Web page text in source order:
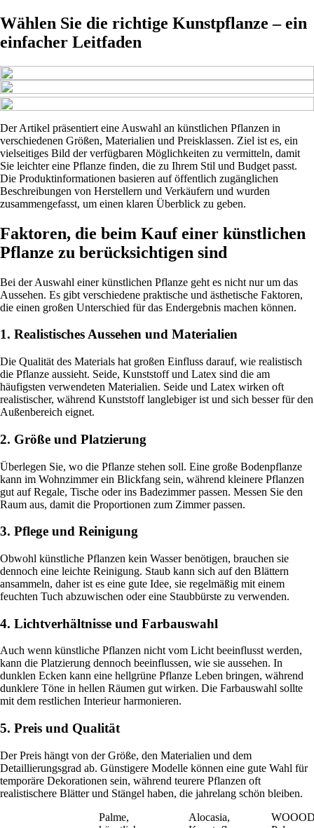
Wählen Sie die richtige Kunstpflanze – ein
einfacher Leitfaden
Der Artikel präsentiert eine Auswahl an künstlichen Pflanzen in
verschiedenen Größen, Materialien und Preisklassen. Ziel ist es, ein
vielseitiges Bild der verfügbaren Möglichkeiten zu vermitteln, damit
Sie leichter eine Pflanze finden, die zu Ihrem Stil und Budget passt.
Die Produktinformationen basieren auf öffentlich zugänglichen
Beschreibungen von Herstellern und Verkäufern und wurden
zusammengefasst, um einen klaren Überblick zu geben.
Faktoren, die beim Kauf einer künstlichen
Pflanze zu berücksichtigen sind
Bei der Auswahl einer künstlichen Pflanze geht es nicht nur um das
Aussehen. Es gibt verschiedene praktische und ästhetische Faktoren,
die einen großen Unterschied für das Endergebnis machen können.
1. Realistisches Aussehen und Materialien
Die Qualität des Materials hat großen Einfluss darauf, wie realistisch
die Pflanze aussieht. Seide, Kunststoff und Latex sind die am
häufigsten verwendeten Materialien. Seide und Latex wirken oft
realistischer, während Kunststoff langlebiger ist und sich besser für den
Außenbereich eignet.
2. Größe und Platzierung
Überlegen Sie, wo die Pflanze stehen soll. Eine große Bodenpflanze
kann im Wohnzimmer ein Blickfang sein, während kleinere Pflanzen
gut auf Regale, Tische oder ins Badezimmer passen. Messen Sie den
Raum aus, damit die Proportionen zum Zimmer passen.
3. Pflege und Reinigung
Obwohl künstliche Pflanzen kein Wasser benötigen, brauchen sie
dennoch eine leichte Reinigung. Staub kann sich auf den Blättern
ansammeln, daher ist es eine gute Idee, sie regelmäßig mit einem
feuchten Tuch abzuwischen oder eine Staubbürste zu verwenden.
4. Lichtverhältnisse und Farbauswahl
Auch wenn künstliche Pflanzen nicht vom Licht beeinflusst werden,
kann die Platzierung dennoch beeinflussen, wie sie aussehen. In
dunklen Ecken kann eine hellgrüne Pflanze Leben bringen, während
dunklere Töne in hellen Räumen gut wirken. Die Farbauswahl sollte
mit dem restlichen Interieur harmonieren.
5. Preis und Qualität
Der Preis hängt von der Größe, den Materialien und dem
Detaillierungsgrad ab. Günstigere Modelle können eine gute Wahl für
temporäre Dekorationen sein, während teurere Pflanzen oft
realistischere Blätter und Stängel haben, die jahrelang schön bleiben.
Palme,
Alocasia,